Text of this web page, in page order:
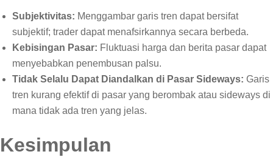
Subjektivitas: Menggambar garis tren dapat bersifat
subjektif; trader dapat menafsirkannya secara berbeda.
Kebisingan Pasar: Fluktuasi harga dan berita pasar dapat
menyebabkan penembusan palsu.
Tidak Selalu Dapat Diandalkan di Pasar Sideways: Garis
tren kurang efektif di pasar yang berombak atau sideways di
mana tidak ada tren yang jelas.
Kesimpulan